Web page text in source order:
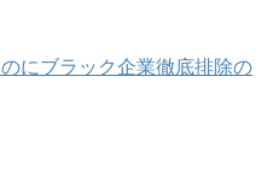
にブラック企業徹底排除の